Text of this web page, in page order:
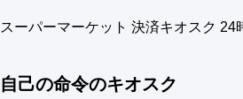
スーパーマーケット 決済キオスク
自己の命令のキオスク